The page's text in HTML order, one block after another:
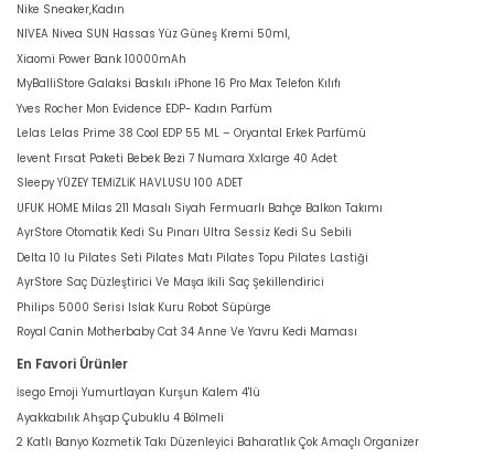
Nike Sneaker,Kadın
NIVEA Nivea SUN Hassas Yüz Güneş Kremi 50ml,
Xiaomi Power Bank 10000mAh
MyBalliStore Galaksi Baskılı iPhone 16 Pro Max Telefon Kılıfı
Yves Rocher Mon Evidence EDP- Kadın Parfüm
Lelas Lelas Prime 38 Cool EDP 55 ML – Oryantal Erkek Parfümü
levent Fırsat Paketi Bebek Bezi 7 Numara Xxlarge 40 Adet
Sleepy YÜZEY TEMİZLİK HAVLUSU 100 ADET
UFUK HOME Milas 211 Masalı Siyah Fermuarlı Bahçe Balkon Takımı
AyrStore Otomatik Kedi Su Pınarı Ultra Sessiz Kedi Su Sebili
Delta 10 lu Pilates Seti Pilates Matı Pilates Topu Pilates Lastiği
AyrStore Saç Düzleştirici Ve Maşa İkili Saç Şekillendirici
Philips 5000 Serisi Islak Kuru Robot Süpürge
Royal Canin Motherbaby Cat 34 Anne Ve Yavru Kedi Maması
En Favori Ürünler
İsego Emoji Yumurtlayan Kurşun Kalem 4'lü
Ayakkabılık Ahşap Çubuklu 4 Bölmeli
2 Katlı Banyo Kozmetik Takı Düzenleyici Baharatlık Çok Amaçlı Organizer